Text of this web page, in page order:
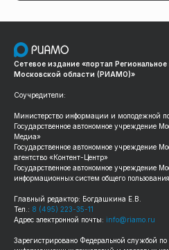
Сетевое издание «портал
Московской области (РИАМО)»
Соучредители:
Министерство информации и молодежной
Государственное автономное учреждение
Медиа»
Государственное автономное учреждение
агентство «Контент-Центр»
Государственное автономное учреждение
информационных систем общего
Главный редактор: Богдашкина Е.В.
Тел.: 8 (495) 223-35-11
Адрес электронной почты: info@riamo.ru
Зарегистрировано Федеральной службой по